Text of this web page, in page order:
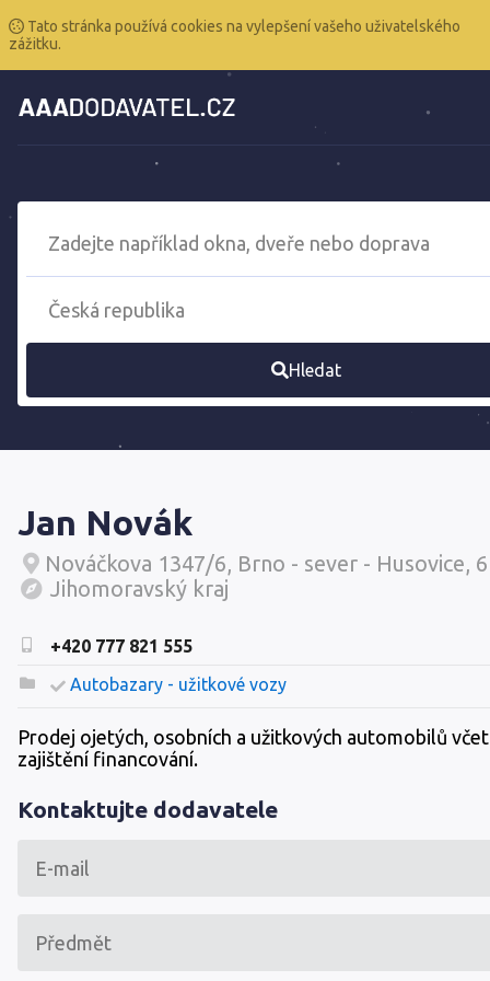
Tato stránka používá cookies na vylepšení vašeho uživatelského
zážitku.
Hledat
Jan Novák
Nováčkova 1347/6, Brno - sever - Husovice,
Jihomoravský kraj
+420 777 821 555
Autobazary - užitkové vozy
Prodej ojetých, osobních a užitkových automobilů
zajištění financování.
Kontaktujte dodavatele